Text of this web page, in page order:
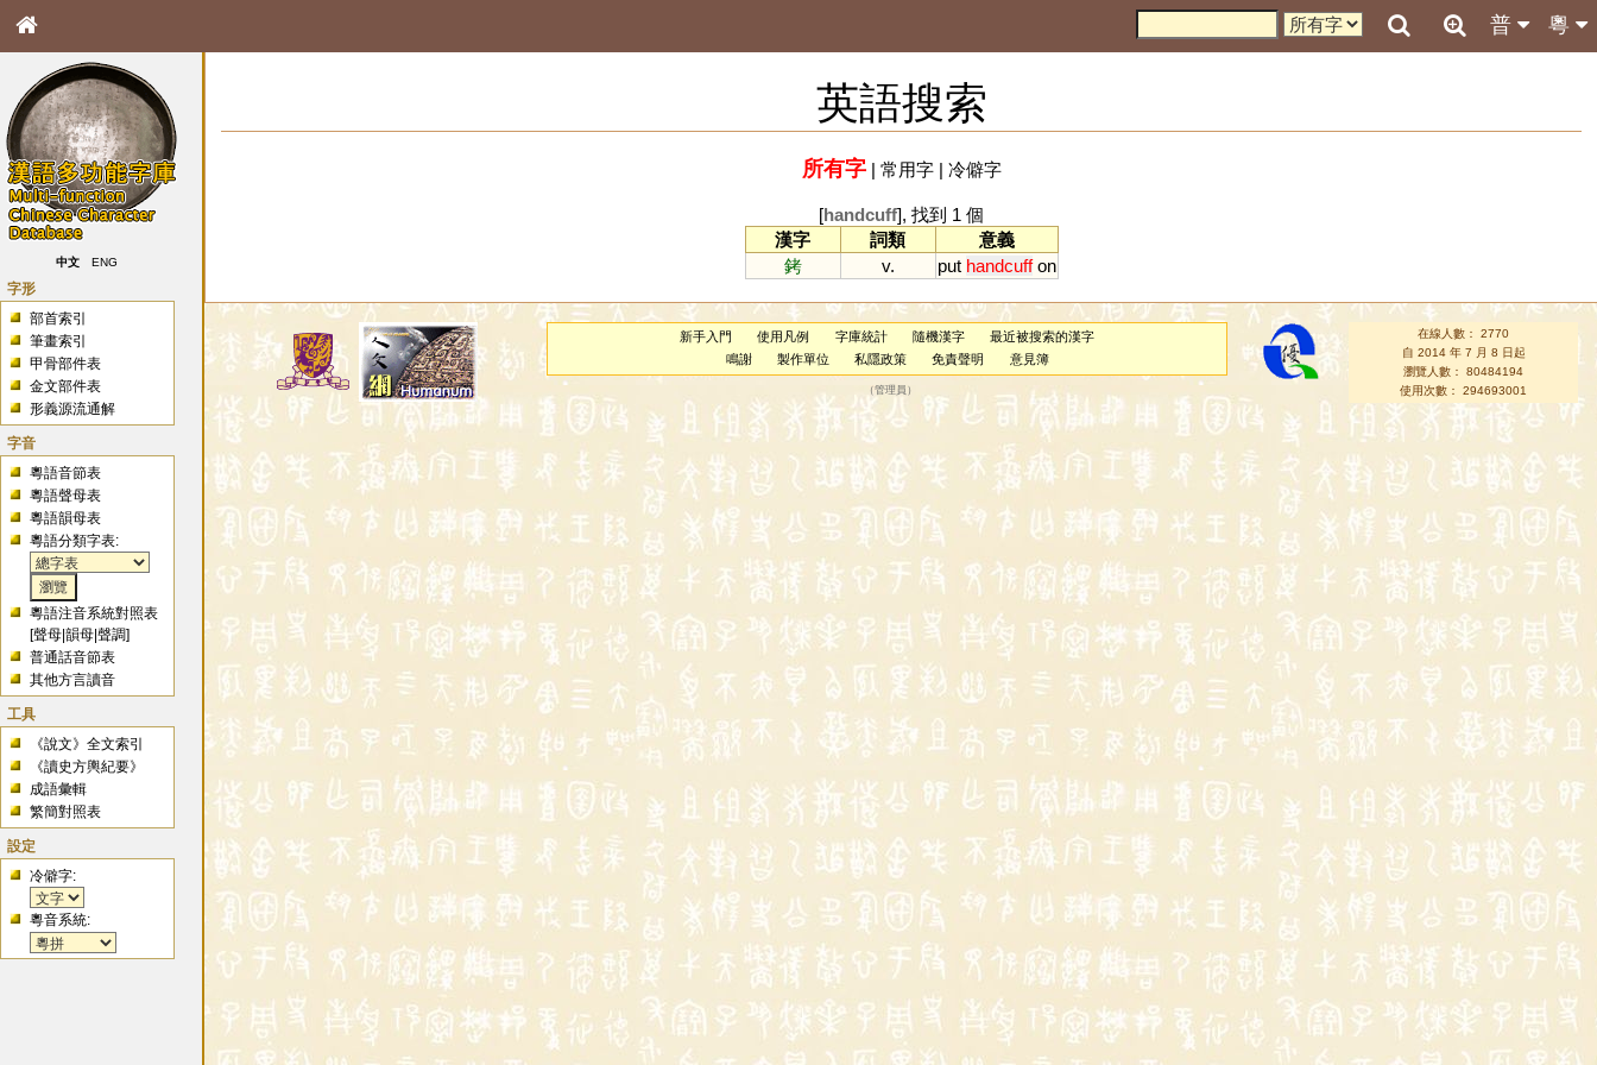
粵
普
中文 ENG
字形
部首索引
筆畫索引
甲骨部件表
金文部件表
形義源流通解
字音
粵語音節表
粵語聲母表
粵語韻母表
粵語分類字表:
粵語注音系統對照表
[聲母 |韻母 |聲調]
普通話音節表
其他方言讀音
工具
《說文》全文索引
《讀史方輿紀要》
成語彙輯
繁簡對照表
設定
冷僻字:
粵音系統:
英語搜索
所有字| 常用字| 冷僻字
[handcuff], 找到 1 個
漢字
詞類
意義
銬
v. put handcuff on
新手入門 使用凡例 字庫統計 隨機漢字
最近被搜索的漢字
鳴謝
製作單位 私隱政策 免責聲明 意見簿
（管理員 ）
在線人數： 2770
自 2014 年 7 月 8 日起
瀏覽人數： 80484194
使用次數： 294693001